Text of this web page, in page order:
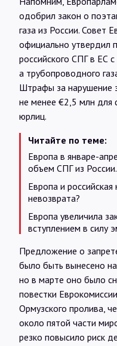
одобрил закон о
газа из России. Совет
официально утвердил
российского СПГ в ЕС
а трубопроводного
Штрафы за нарушение
не менее €2,5 млн для
юрлиц.
Читайте по теме:
Европа в январе-
объем СПГ из
Европа и
невозврата?
Европа увеличила
вступлением в силу
Предложение о
было быть вынесено
но в марте оно было
повестки
Ормузского пролива,
около пятой части
резко повысило риск